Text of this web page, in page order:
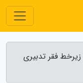
فقر تدبیری